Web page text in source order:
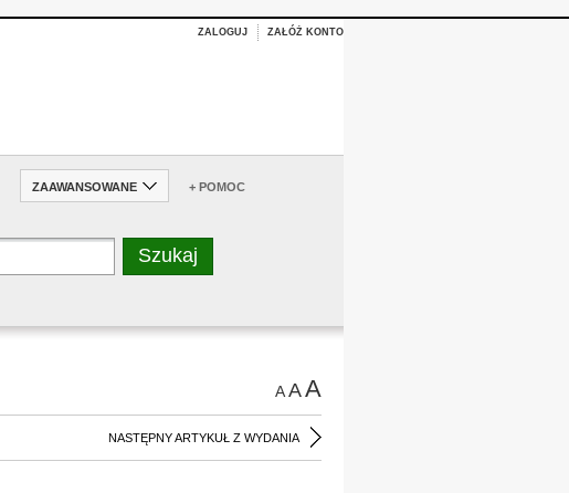
ZALOGUJ ZAŁÓŻ KONTO
ZAAWANSOWANE + POMOC
AAA
NASTĘPNY ARTYKUŁ Z WYDANIA